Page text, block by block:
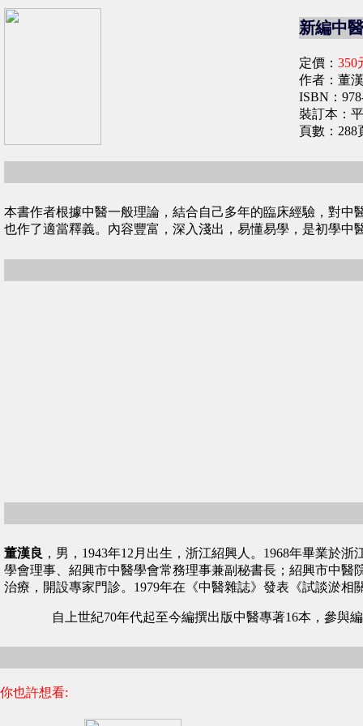
新編中
定價： 350
作者：董
ISBN：
裝訂本：
頁數：288
本書作者根據中醫一般理論，結合自己多年的臨床經驗，對
也作了適當釋義。內容豐富，深入淺出，易懂易學，是初學中
董漢良 ，男，1943年12月出生，浙江紹興人。1968年畢業於
學會理事、紹興市中醫學會常務理事兼副秘書長；紹興市中
治療，開設專家門診。1979年在《中醫雜誌》發表《試談淤
自上世紀70年代起至今編撰出版中醫專著16本，參與
你也許想看: